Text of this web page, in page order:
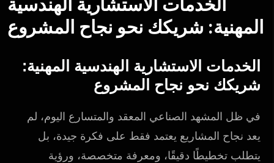
المهنية: شريكك نحو نجاح المشروع
الخدمات الاستشارية الهندسية المهنية:
شريكك نحو نجاح المشروع
في ظل المشهد الصناعي المعقد والمتسارع اليوم، لم
يعد نجاح المشاريع يعتمد فقط على فكرة جيدة، بل
يتطلب تخطيطًا دقيقًا، ومعرفة متخصصة، ورؤية